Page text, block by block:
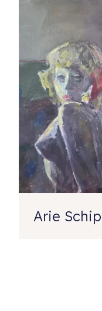
Arie